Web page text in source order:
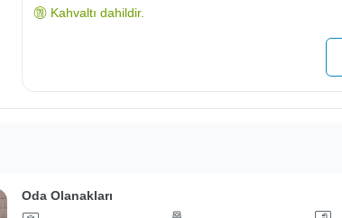
Kahvaltı dahildir.
Oda Olanakları